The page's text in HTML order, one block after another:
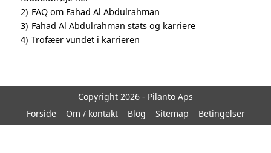
2) FAQ om Fahad Al Abdulrahman
3) Fahad Al Abdulrahman stats og karriere
4) Trofæer vundet i karrieren
Copyright 2026 - Pilanto Aps
Forside
Om / kontakt Blog Sitemap Betingelser